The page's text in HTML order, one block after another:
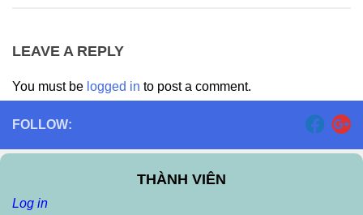
LEAVE A REPLY
You must be logged in to post a comment.
FOLLOW:
THÀNH VIÊN
Log in